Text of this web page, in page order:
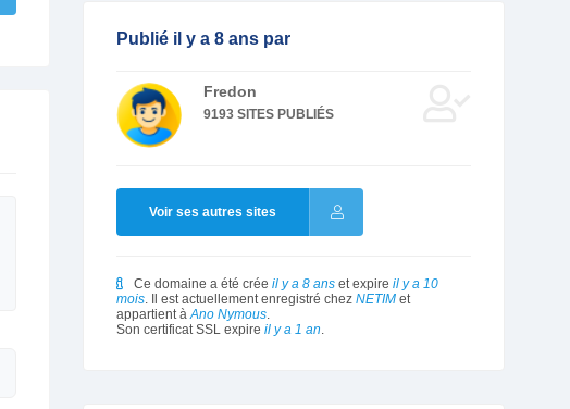
Publié il y a 8 ans par
Fredon
9193 SITES PUBLIÉS
Voir ses autres sites
Ce domaine a été crée il y a 8 ans et expire il y a 10
mois. Il est actuellement enregistré chez NETIM et
appartient àAno Nymous.
Son certificat SSL expire il y a 1 an.